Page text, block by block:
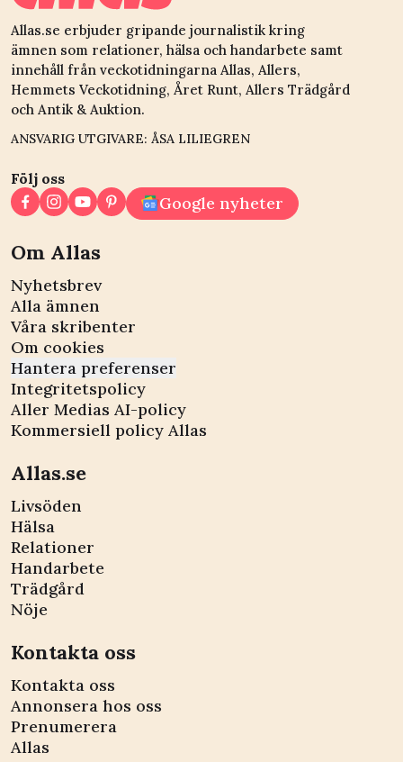
Allas.se erbjuder gripande journalistik kring
ämnen som relationer, hälsa och handarbete samt
innehåll från veckotidningarna Allas, Allers,
Hemmets Veckotidning, Året Runt, Allers Trädgård
och Antik & Auktion.
ANSVARIG UTGIVARE: ÅSA LILIEGREN
Följ oss
Google nyheter
Om Allas
Nyhetsbrev
Alla ämnen
Våra skribenter
Om cookies
Hantera preferenser
Integritetspolicy
Aller Medias AI-policy
Kommersiell policy Allas
Allas.se
Livsöden
Hälsa
Relationer
Handarbete
Trädgård
Nöje
Kontakta oss
Kontakta oss
Annonsera hos oss
Prenumerera
Allas